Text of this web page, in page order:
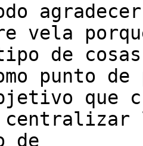
vela
de
punto
que
centralizar
de